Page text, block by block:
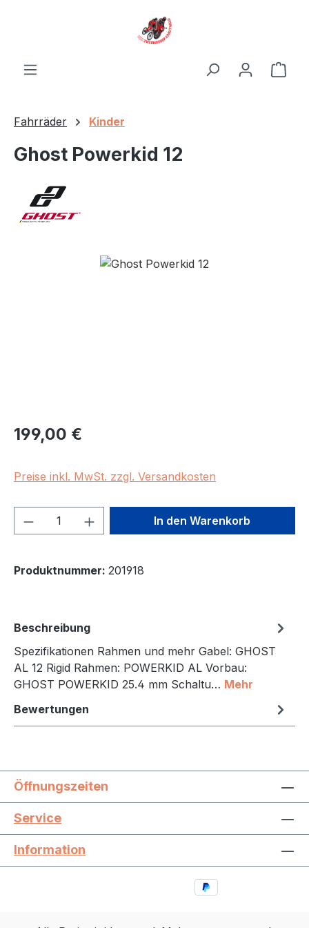
Fahrräder Kinder
Ghost Powerkid 12
Bildergalerie überspringen
Regulärer Preis:
199,00 €
Preise inkl. MwSt. zzgl. Versandkosten
Produkt Anzahl: Gib denIn den Warenkorb
Produktnummer: 201918
Beschreibung
Spezifikationen Rahmen und mehr Gabel: GHOST
AL 12 Rigid Rahmen: POWERKID AL Vorbau:
GHOST POWERKID 25.4 mm Schaltu… Mehr
Bewertungen
Öffnungszeiten
Service
Information